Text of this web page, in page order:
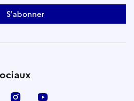
S'abonner
facebook instagram